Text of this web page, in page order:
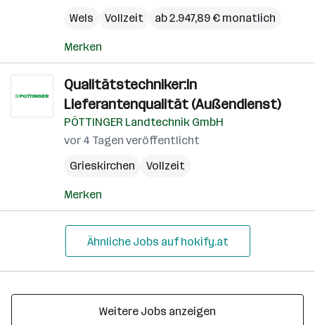
Wels
Vollzeit ab 2.947,89 € monatlich
Merken
Qualitätstechniker:in
Lieferantenqualität (Außendienst)
PÖTTINGER Landtechnik GmbH
vor 4 Tagen veröffentlicht
Grieskirchen
Vollzeit
Merken
Ähnliche Jobs auf hokify.at
Weitere Jobs anzeigen